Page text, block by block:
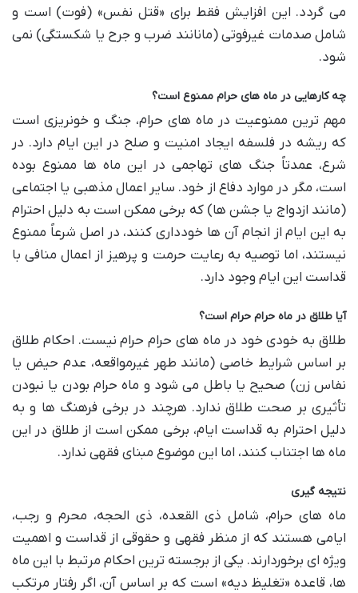
می گردد. این افزایش فقط برای «قتل نفس» (فوت) است و
شامل صدمات غیرفوتی (مانانند ضرب و جرح یا شکستگی) نمی
شود.
چه کارهایی در ماه های حرام ممنوع است؟
مهم ترین ممنوعیت در ماه های حرام، جنگ و خونریزی است
که ریشه در فلسفه ایجاد امنیت و صلح در این ایام دارد. در
شرع، عمدتاً جنگ های تهاجمی در این ماه ها ممنوع بوده
است، مگر در موارد دفاع از خود. سایر اعمال مذهبی یا اجتماعی
(مانند ازدواج یا جشن ها) که برخی ممکن است به دلیل احترام
به این ایام از انجام آن ها خودداری کنند، در اصل شرعاً ممنوع
نیستند، اما توصیه به رعایت حرمت و پرهیز از اعمال منافی با
قداست این ایام وجود دارد.
آیا طلاق در ماه حرام حرام است؟
طلاق به خودی خود در ماه های حرام حرام نیست. احکام طلاق
بر اساس شرایط خاصی (مانند طهر غیرمواقعه، عدم حیض یا
نفاس زن) صحیح یا باطل می شود و ماه حرام بودن یا نبودن
تأثیری بر صحت طلاق ندارد. هرچند در برخی فرهنگ ها و به
دلیل احترام به قداست ایام، برخی ممکن است از طلاق در این
ماه ها اجتناب کنند، اما این موضوع مبنای فقهی ندارد.
نتیجه گیری
ماه های حرام، شامل ذی القعده، ذی الحجه، محرم و رجب،
ایامی هستند که از منظر فقهی و حقوقی از قداست و اهمیت
ویژه ای برخوردارند. یکی از برجسته ترین احکام مرتبط با این ماه
ها، قاعده «تغلیظ دیه» است که بر اساس آن، اگر رفتار مرتکب